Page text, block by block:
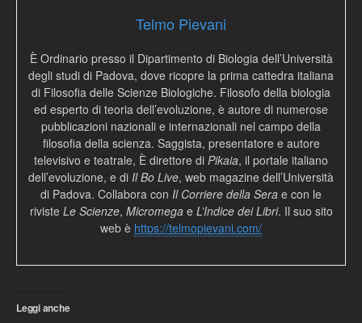
Telmo Pievani
È Ordinario presso il Dipartimento di Biologia dell’Università
degli studi di Padova, dove ricopre la prima cattedra italiana
di Filosofia delle Scienze Biologiche. Filosofo della biologia
ed esperto di teoria dell’evoluzione, è autore di numerose
pubblicazioni nazionali e internazionali nel campo della
filosofia della scienza. Saggista, presentatore e autore
televisivo e teatrale, È direttore di Pikaia, il portale italiano
dell’evoluzione, e di Il Bo Live, web magazine dell’Università
di Padova. Collabora con Il Corriere della Sera e con le
riviste Le Scienze, Micromegae L’Indice dei Libri. Il suo sito
web è https://telmopievani.com/
Leggi anche